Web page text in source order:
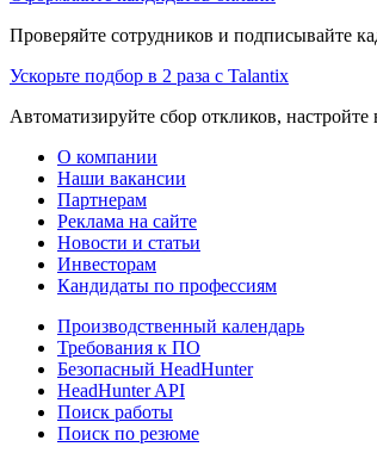
Проверяйте сотрудников и подписывайте
Ускорьте подбор в 2 раза с Talantix
Автоматизируйте сбор откликов,
О компании
Наши вакансии
Партнерам
Реклама на сайте
Новости и статьи
Инвесторам
Кандидаты по профессиям
Производственный календарь
Требования к ПО
Безопасный HeadHunter
HeadHunter API
Поиск работы
Поиск по резюме